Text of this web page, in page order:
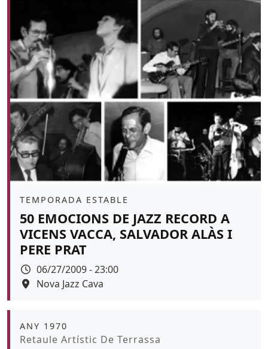
Àmbit
TEMPORADA ESTABLE
50 EMOCIONS DE JAZZ RECORD A
VICENS VACCA, SALVADOR ALÀS I
PERE PRAT
Data
06/27/2009 - 23:00
Espai
Nova Jazz Cava
Àmbit
ANY 1970
Promoció
Retaule Artístic De Terrassa